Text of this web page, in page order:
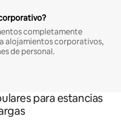
completamente
alojamientos corporativos,
de personal.
para estancias